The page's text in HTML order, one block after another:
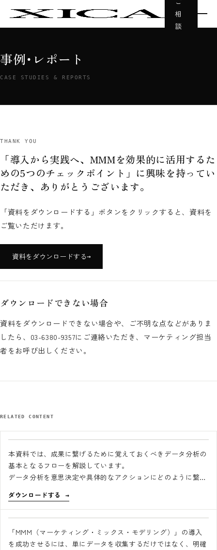
相
談
事例･レポート
CASE STUDIES & REPORTS
THANK YOU
「導入から実践へ、MMMを効果的に活用するた
めの5つのチェックポイント」に興味を持ってい
ただき、ありがとうございます。
「資料をダウンロードする」ボタンをクリックすると、資料を
ご覧いただけます。
資料をダウンロードする→
ダウンロードできない場合
資料をダウンロードできない場合や、ご不明な点などがありま
したら、03-6380-9357にご連絡いただき、マーケティング担当
者をお呼び出しください。
RELATED CONTENT
本資料では、成果に繋げるために覚えておくべきデータ分析の
基本となるフローを解説しています。
データ分析を意思決定や具体的なアクションにどのように繋げ
ダウンロードする
「MMM（マーケティング・ミックス・モデリング）」の導入
を成功させるには、単にデータを収集するだけではなく、明確